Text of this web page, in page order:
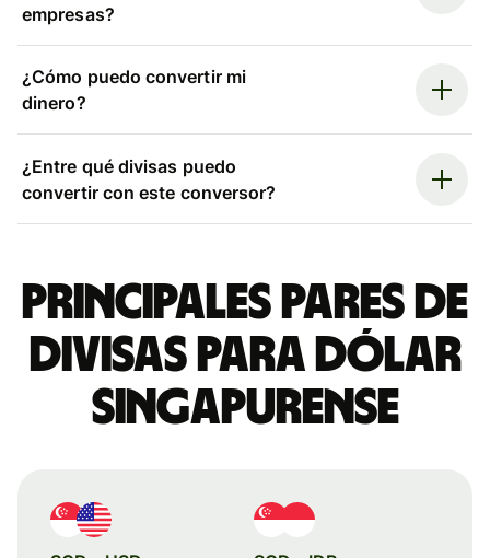
empresas?
¿Cómo puedo convertir mi
dinero?
¿Entre qué divisas puedo
convertir con este conversor?
Principales pares de
divisas para dólar
singapurense